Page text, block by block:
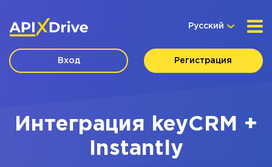
Русский
Вход Регистрация
Интеграция keyCRM +
Instantly